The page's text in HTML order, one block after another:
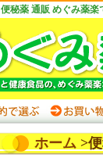
便秘薬 通販 めぐみ薬楽
ホーム>便